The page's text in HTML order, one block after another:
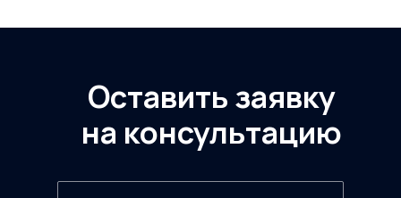
Оставить заявку
на консультацию